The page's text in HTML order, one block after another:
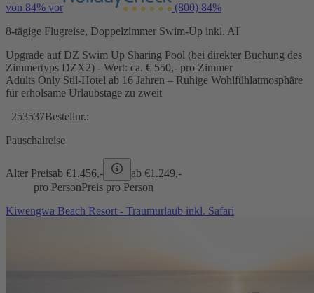
von 84% vor (800) 84%
8-tägige Flugreise, Doppelzimmer Swim-Up inkl. AI
Upgrade auf DZ Swim Up Sharing Pool (bei direkter Buchung des
Zimmertyps DZX2) - Wert: ca. € 550,- pro Zimmer
Adults Only Stil-Hotel ab 16 Jahren – Ruhige Wohlfühlatmosphäre
für erholsame Urlaubstage zu zweit
253537Bestellnr.:
Pauschalreise
Alter Preisab €1.456,- ab €1.249,-
pro PersonPreis pro Person
Kiwengwa Beach Resort - Traumurlaub inkl. Safari